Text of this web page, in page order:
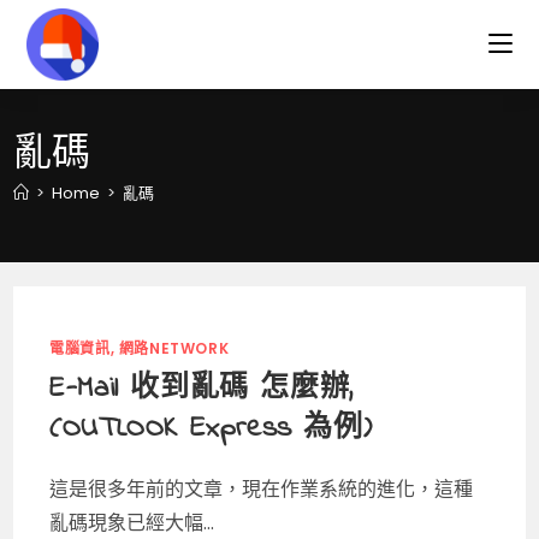
content
亂碼
> Home > 亂碼
電腦資訊, 網路NETWORK
E-Mail 收到亂碼 怎麼辦,
(OUTLOOK Express 為例)
這是很多年前的文章，現在作業系統的進化，這種
亂碼現象已經大幅...